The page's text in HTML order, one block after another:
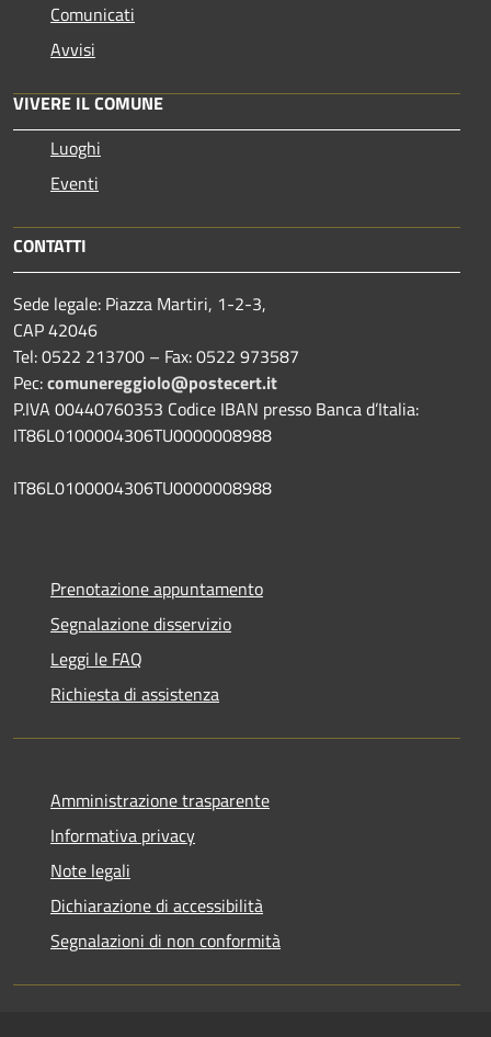
Comunicati
Avvisi
VIVERE IL COMUNE
Luoghi
Eventi
CONTATTI
Sede legale: Piazza Martiri, 1-2-3,
CAP 42046
Tel: 0522 213700 – Fax: 0522 973587
Pec:comunereggiolo@postecert.it
P.IVA 00440760353 Codice IBAN presso Banca d’Italia:
IT86L0100004306TU0000008988
IT86L0100004306TU0000008988
Prenotazione appuntamento
Segnalazione disservizio
Leggi le FAQ
Richiesta di assistenza
Amministrazione trasparente
Informativa privacy
Note legali
Dichiarazione di accessibilità
Segnalazioni di non conformità